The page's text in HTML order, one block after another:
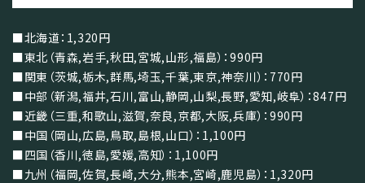
■北海道：1,320円
■東北（青森,岩手,秋田,宮城,山形,福島）：990円
■関東（茨城,栃木,群馬,埼玉,千葉,東京,神奈川）：770円
■中部（新潟,福井,石川,富山,静岡,山梨,長野,愛知,岐阜）：847円
■近畿（三重,和歌山,滋賀,奈良,京都,大阪,兵庫）：990円
■中国（岡山,広島,鳥取,島根,山口）：1,100円
■四国（香川,徳島,愛媛,高知）：1,100円
■九州（福岡,佐賀,長崎,大分,熊本,宮崎,鹿児島）：1,320円